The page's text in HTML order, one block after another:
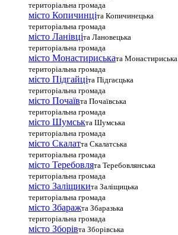
територіальна громада
місто Копичинціта Копичинецька
територіальна громада
місто Ланівціта Лановецька
територіальна громада
місто Монастириськата Монастириська
територіальна громада
місто Підгайціта Підгаєцька
територіальна громада
місто Почаївта Почаївська
територіальна громада
місто Шумськта Шумська
територіальна громада
місто Скалатта Скалатська
територіальна громада
місто Теребовлята Теребовлянська
територіальна громада
місто Залiщикита Заліщицька
територіальна громада
місто Збаражта Збаразька
територіальна громада
місто Зборівта Зборівська